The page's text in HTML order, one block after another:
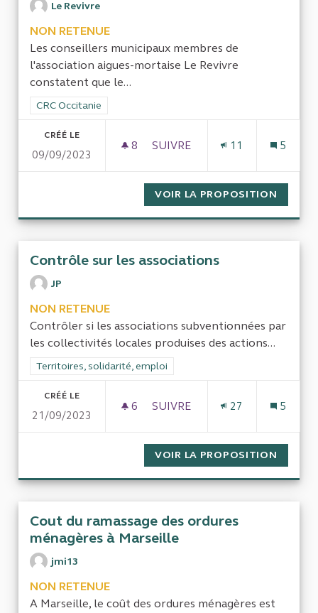
Le Revivre
NON RETENUE
Les conseillers municipaux membres de
l'association aigues-mortaise Le Revivre
constatent que le...
Filtrer les résultats de la catégorie : CRC Occitanie
CRC Occitanie
CRÉÉ LE
09/09/2023
8 8 ABONNÉS
SUIVRE
11 5
VOIR LA PROPOSITION
Contrôle sur les associations
JP
NON RETENUE
Contrôler si les associations subventionnées par
les collectivités locales produises des actions...
Filtrer les résultats de la catégorie : Territoires, solidarité,
Territoires, solidarité, emploi
CRÉÉ LE
21/09/2023
6 6 ABONNÉS
SUIVRE
27 5
VOIR LA PROPOSITION
Cout du ramassage des ordures
ménagères à Marseille
jmi13
NON RETENUE
A Marseille, le coût des ordures ménagères est